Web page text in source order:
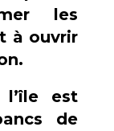
les
à ouvrir
est
de